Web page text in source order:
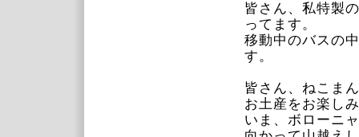
皆さん、私特製
ってます。
移動中のバスの
す。
皆さん、ねこま
お土産をお楽し
いま、ボローニ